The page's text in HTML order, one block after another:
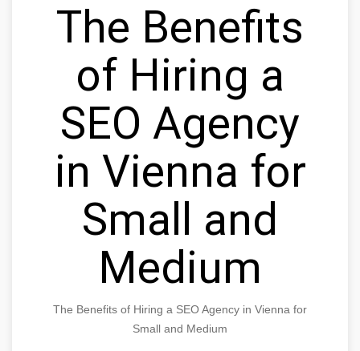
The Benefits
of Hiring a
SEO Agency
in Vienna for
Small and
Medium
The Benefits of Hiring a SEO Agency in Vienna for
Small and Medium